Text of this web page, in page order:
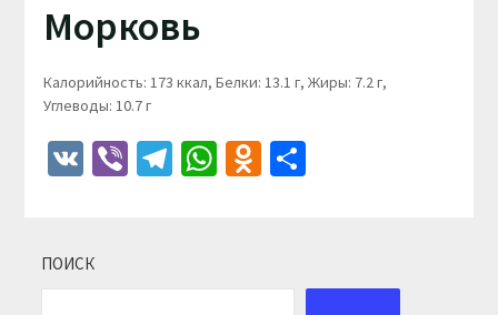
Морковь
Калорийность: 173 ккал, Белки: 13.1 г, Жиры: 7.2 г,
Углеводы: 10.7 г
VKViberTelegram
WhatsApp
Odnoklassniki
Отправить
ПОИСК